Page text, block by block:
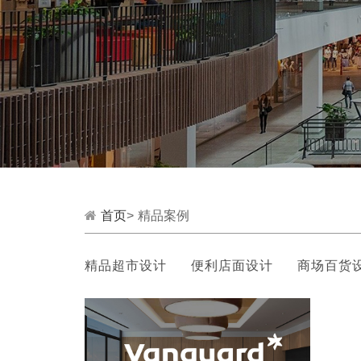
首页> 精品案例
精品超市设计 便利店面设计 商场百货